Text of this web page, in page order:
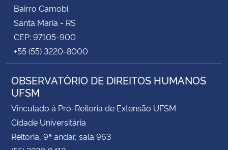
Bairro Camobi
Santa Maria - RS
CEP: 97105-900
+55 (55) 3220-8000
OBSERVATÓRIO DE DIREITOS HUMANOS
UFSM
Vinculado à Pró-Reitoria de Extensão UFSM
Cidade Universitária
Reitoria, 9ª andar, sala 963